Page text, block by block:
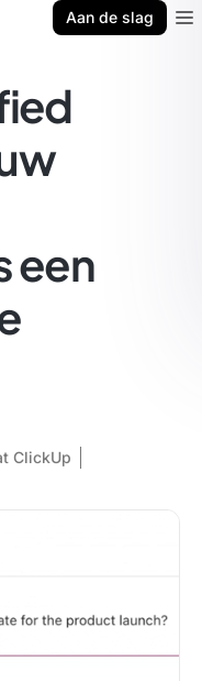
Aan de slag
een
ClickUp